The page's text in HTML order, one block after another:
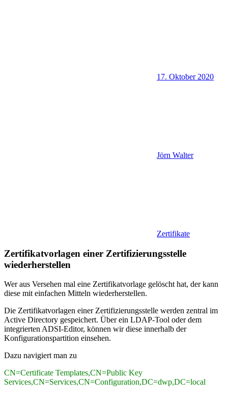
17. Oktober 2020
Jörn Walter
Zertifikate
Zertifikatvorlagen einer Zertifizierungsstelle
wiederherstellen
Wer aus Versehen mal eine Zertifikatvorlage gelöscht hat, der kann
diese mit einfachen Mitteln wiederherstellen.
Die Zertifikatvorlagen einer Zertifizierungsstelle werden zentral im
Active Directory gespeichert. Über ein LDAP-Tool oder dem
integrierten ADSI-Editor, können wir diese innerhalb der
Konfigurationspartition einsehen.
Dazu navigiert man zu
CN=Certificate Templates,CN=Public Key
Services,CN=Services,CN=Configuration,DC=dwp,DC=local